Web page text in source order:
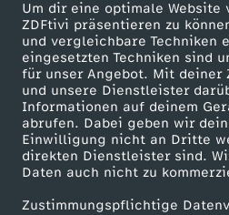
Um dir eine optimale Website
ZDFtivi präsentieren zu
und vergleichbare Techniken
eingesetzten Techniken sind
für unser Angebot. Mit deiner
und unsere Dienstleister
Informationen auf deinem
abrufen. Dabei geben wir
Einwilligung nicht an Dritte
direkten Dienstleister sind.
Daten auch nicht zu
Zustimmungspflichtige
3
0
.
A
p
Mehr ZDF
ZDF-Apps
Smart TV
ZDFtext
Livestreams